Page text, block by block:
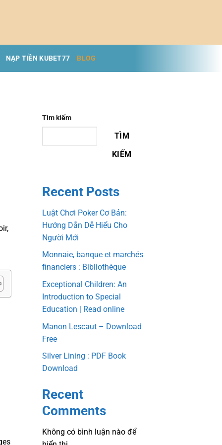
NẠP TIỀN KUBET77 BLOG
Tìm kiếm
TÌM
KIẾM
Recent Posts
Luật Chơi Poker Cơ Bản:
Hướng Dẫn Dễ Hiểu Cho
Người Mới
Monnaie, banque et marchés
financiers : Bibliothèque
Exceptional Children: An
Introduction to Special
Education | Read online
Manon Lescaut – Download
Free
Silver Lining : PDF Book
Download
Recent
Comments
Không có bình luận nào để